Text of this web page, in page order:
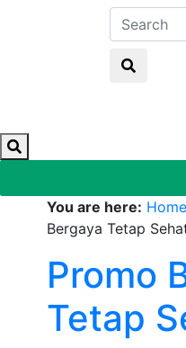
You are here: Home
Bergaya Tetap
Promo
Tetap